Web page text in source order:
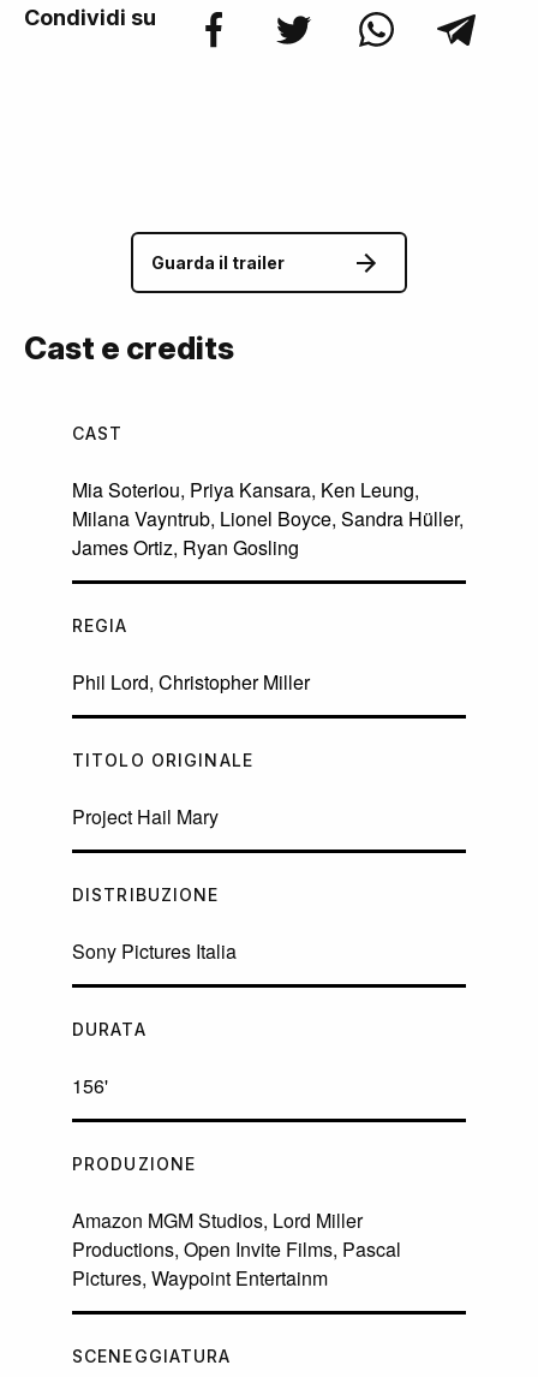
Condividi su
Guarda il trailer
Cast e credits
CAST
Mia Soteriou, Priya Kansara, Ken Leung,
Milana Vayntrub, Lionel Boyce, Sandra Hüller,
James Ortiz, Ryan Gosling
REGIA
Phil Lord, Christopher Miller
TITOLO ORIGINALE
Project Hail Mary
DISTRIBUZIONE
Sony Pictures Italia
DURATA
156'
PRODUZIONE
Amazon MGM Studios, Lord Miller
Productions, Open Invite Films, Pascal
Pictures, Waypoint Entertainm
SCENEGGIATURA